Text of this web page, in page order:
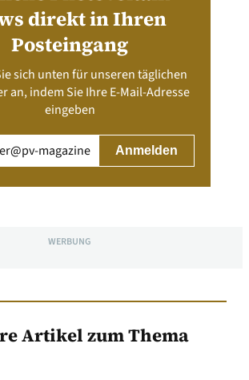
direkt in Ihren
Posteingang
sich unten für unseren täglichen
an, indem Sie Ihre E-Mail-Adresse
eingeben
WERBUNG
Artikel zum Thema